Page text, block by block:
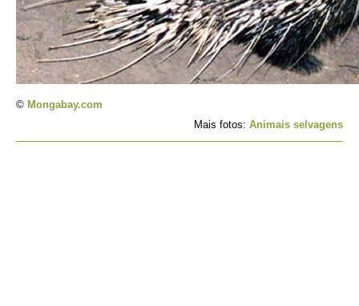
© Mongabay.com
Mais fotos: Animais selvagens